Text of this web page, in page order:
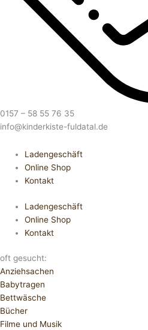
0157 – 58 55 76 35
info@kinderkiste-fuldatal.de
Ladengeschäft
Online Shop
Kontakt
Ladengeschäft
Online Shop
Kontakt
oft gesucht:
Anziehsachen
Babytragen
Bettwäsche
Bücher
Filme und Musik